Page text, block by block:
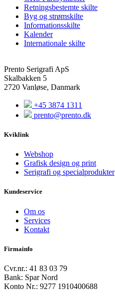
Retningsbestemte skilte
Byg og strømskilte
Informationsskilte
Kalender
Internationale skilte
Prento Serigrafi ApS
Skalbakken 5
2720 Vanløse, Danmark
+45 3874 1311
prento@prento.dk
Kviklink
Webshop
Grafisk design og print
Serigrafi og specialprodukter
Kundeservice
Om os
Services
Kontakt
Firmainfo
Cvr.nr.: 41 83 03 79
Bank: Spar Nord
Konto Nr.: 9277 1910400688